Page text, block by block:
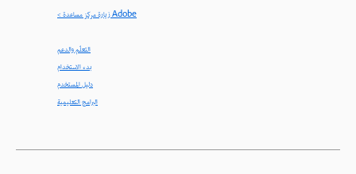
< زيارة مركز مساعدة Adobe
التعلّم والدعم
بدء الاستخدام
دليل المستخدم
البرامج التعليمية